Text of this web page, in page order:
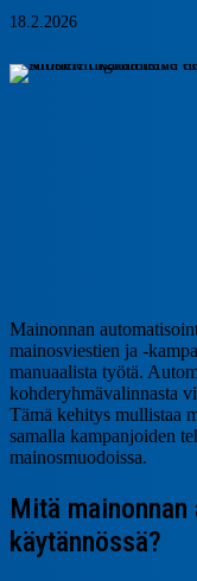
18.2.2026
Mainonnan
mainosviestien ja -
manuaalista työtä.
kohderyhmävalinnasta
Tämä kehitys mullistaa
samalla kampanjoiden
mainosmuodoissa.
Mitä
käytännössä?